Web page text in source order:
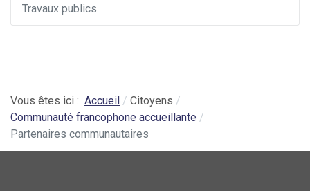
Travaux publics
Vous êtes ici : Accueil
Citoyens
Communauté francophone accueillante
Partenaires communautaires